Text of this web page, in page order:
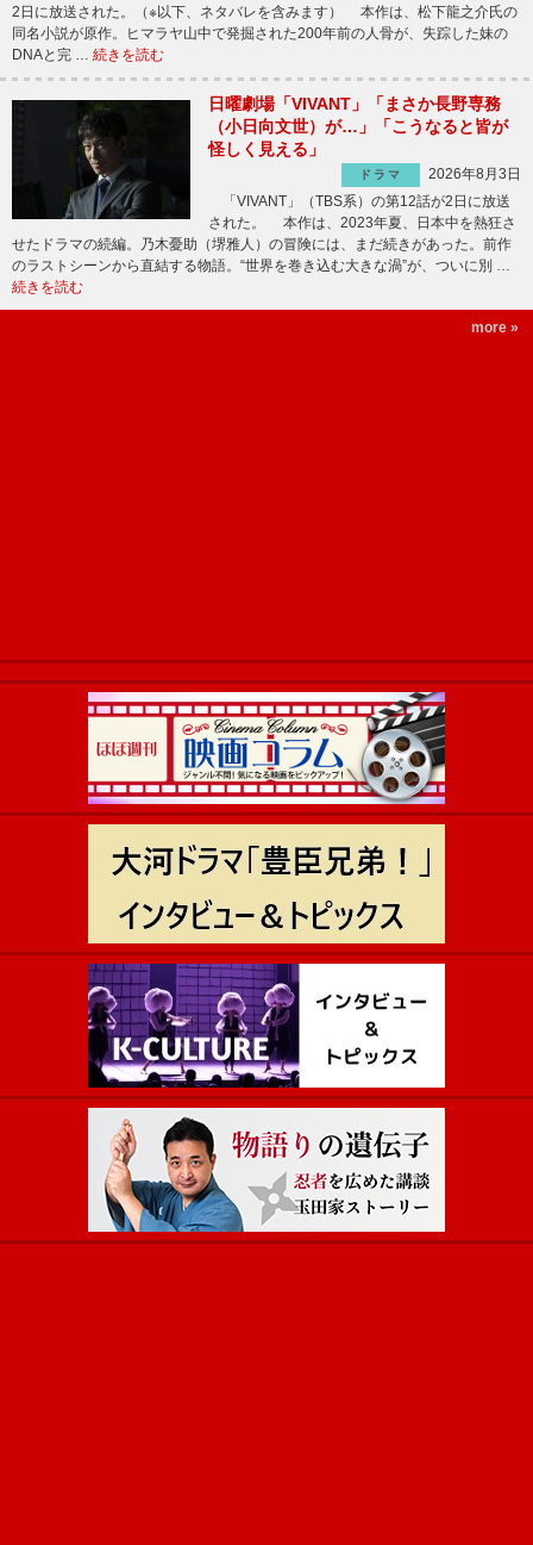
2日に放送された。（※以下、ネタバレを含みます） 本作は、松下龍之介氏の
同名小説が原作。ヒマラヤ山中で発掘された200年前の人骨が、失踪した妹の
DNAと完 … 続きを読む
日曜劇場「VIVANT」「まさか長野専務
（小日向文世）が…」「こうなると皆が
怪しく見える」
ドラマ
2026年8月3日
「VIVANT」（TBS系）の第12話が2日に放送
された。 本作は、2023年夏、日本中を熱狂さ
せたドラマの続編。乃木憂助（堺雅人）の冒険には、まだ続きがあった。前作
のラストシーンから直結する物語。“世界を巻き込む大きな渦”が、ついに別 …
続きを読む
more »